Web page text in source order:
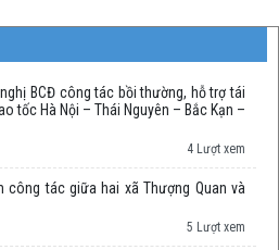
BCĐ công tác bồi thường, hỗ trợ tái
tốc Hà Nội – Thái Nguyên – Bắc Kạn –
4 Lượt xem
công tác giữa hai xã Thượng Quan và
5 Lượt xem